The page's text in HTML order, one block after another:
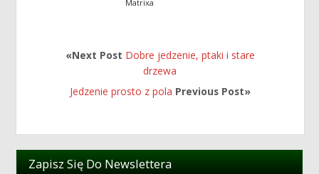
Matrixa
«Next Post Dobre jedzenie, ptaki i stare
drzewa
Jedzenie prosto z pola Previous Post»
Zapisz Się Do Newslettera